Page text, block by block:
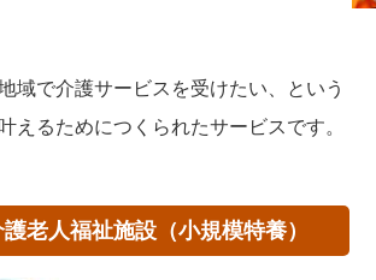
域で介護サービスを受けたい、という
えるためにつくられたサービスです。
老人福祉施設（小規模特養）